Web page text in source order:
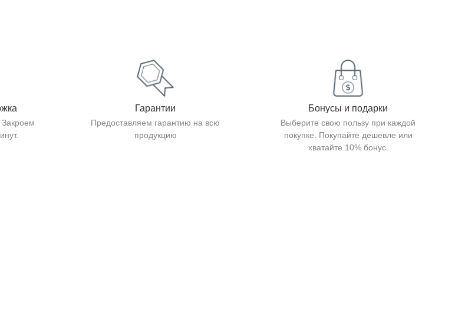
Закроем
Гарантии
Предоставляем гарантию на всю
продукцию
Бонусы и подарки
Выберите свою пользу при каждой
покупке. Покупайте дешевле или
хватайте 10% бонус.